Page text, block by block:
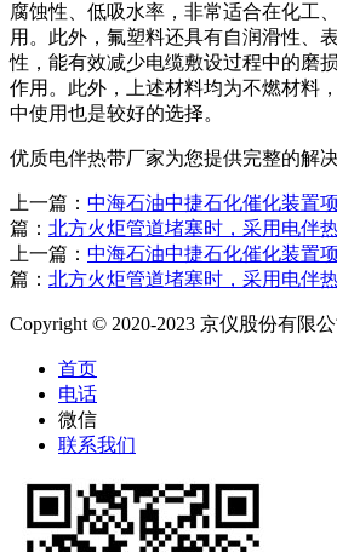
腐蚀性、低吸水率，非常适合在化工
用。此外，氟塑料还具有自润滑性、
性，能有效减少电缆敷设过程中的磨
作用。此外，上述材料均为不燃材料
中使用也是较好的选择。
优质电伴热带厂家为您提供完整的解决
上一篇： 中海石油中捷石化催化装置
篇： 北方火炬管道堵塞时，采用电伴
上一篇： 中海石油中捷石化催化装置
篇： 北方火炬管道堵塞时，采用电伴
Copyright © 2020-2023 京仪股份有限
首页
电话
微信
联系我们